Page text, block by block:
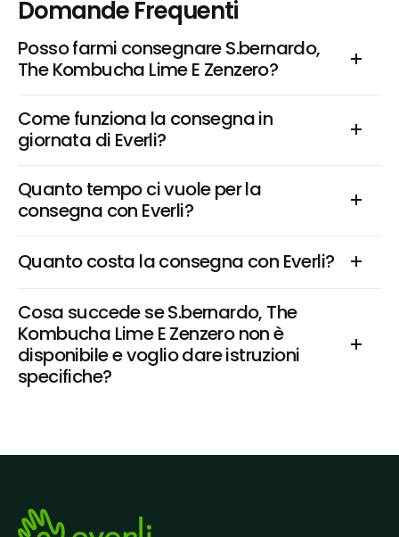
Domande Frequenti
Posso farmi consegnare S.bernardo,
The Kombucha Lime E Zenzero?
Come funziona la consegna in
giornata di Everli?
Quanto tempo ci vuole per la
consegna con Everli?
Quanto costa la consegna con Everli?
Cosa succede se S.bernardo, The
Kombucha Lime E Zenzero non è
disponibile e voglio dare istruzioni
specifiche?